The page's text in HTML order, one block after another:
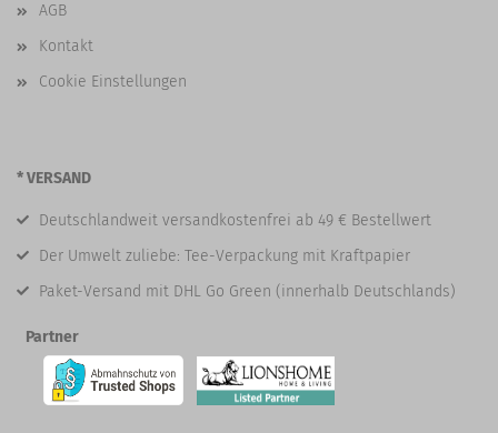
AGB
Kontakt
Cookie Einstellungen
* VERSAND
Deutschlandweit versandkostenfrei ab 49 € Bestellwert
Der Umwelt zuliebe: Tee-Verpackung mit Kraftpapier
Paket-Versand mit DHL Go Green (innerhalb Deutschlands)
Partner